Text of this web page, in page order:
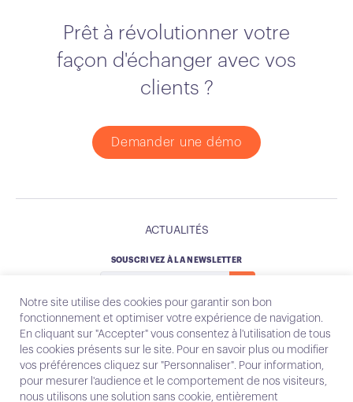
Prêt à révolutionner votre
façon d'échanger avec vos
clients ?
Demander une démo
ACTUALITÉS
SOUSCRIVEZ À LA NEWSLETTER
Instagram
Email
Notre site utilise des cookies pour garantir son bon
fonctionnement et optimiser votre expérience de navigation.
En cliquant sur "Accepter" vous consentez à l'utilisation de tous
les cookies présents sur le site. Pour en savoir plus ou modifier
vos préférences cliquez sur "Personnaliser". Pour information,
pour mesurer l'audience et le comportement de nos visiteurs,
nous utilisons une solution sans cookie, entièrement